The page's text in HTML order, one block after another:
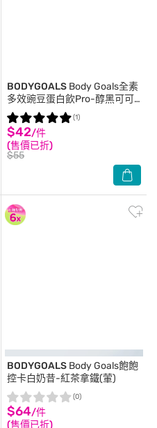
BODYGOALS Body Goals全素
多效豌豆蛋白飲Pro-醇黑可可
40g/包
$42/件
(售價已折)
$55
(1)
BODYGOALS Body Goals飽飽
控卡白奶昔-紅茶拿鐵(葷)
$64/件
(售價已折)
(0)